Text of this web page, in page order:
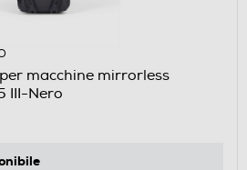
macchine mirrorless
III-Nero